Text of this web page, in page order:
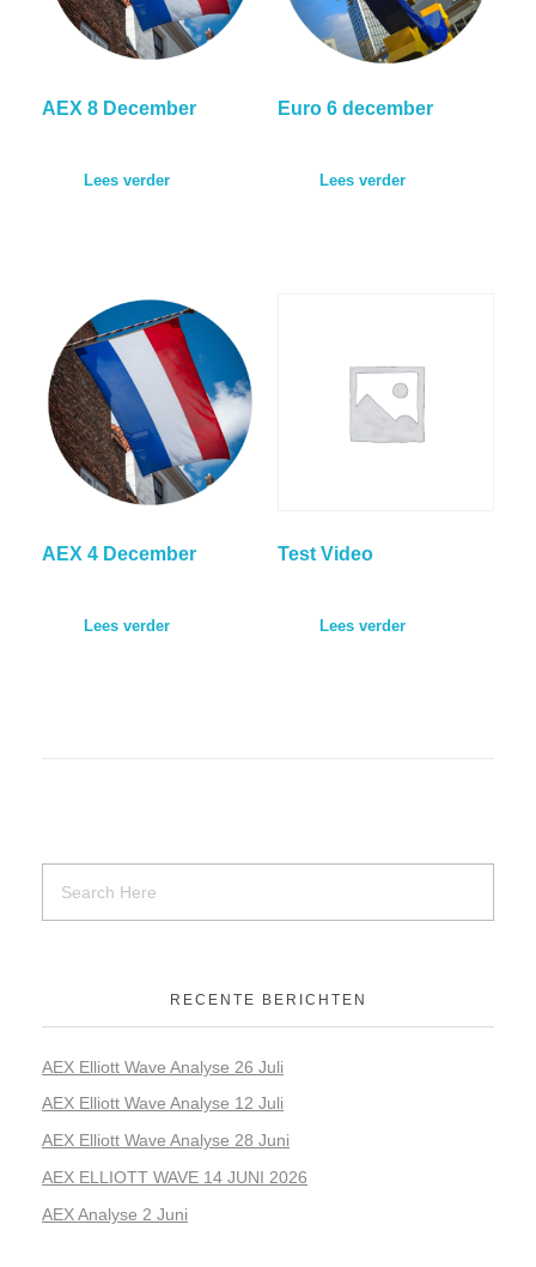
AEX 8 December
Lees verder
Euro 6 december
Lees verder
AEX 4 December
Lees verder
Test Video
Lees verder
RECENTE BERICHTEN
AEX Elliott Wave Analyse 26 Juli
AEX Elliott Wave Analyse 12 Juli
AEX Elliott Wave Analyse 28 Juni
AEX ELLIOTT WAVE 14 JUNI 2026
AEX Analyse 2 Juni